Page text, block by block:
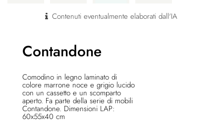
Contenuti eventualmente elaborati dall'IA
Contandone
Comodino in legno laminato di
colore marrone noce e grigio lucido
con un cassetto e un scomparto
aperto. Fa parte della serie di mobili
Contandone. Dimensioni LAP:
60x55x40 cm